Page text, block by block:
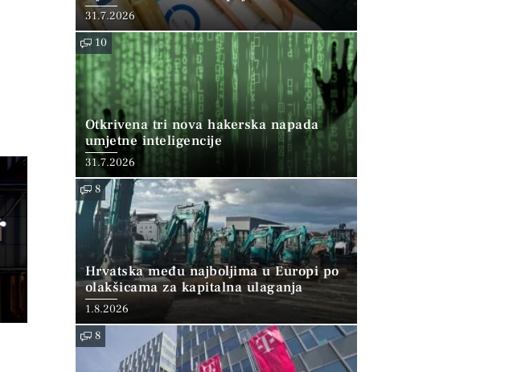
posto
31.7.2026
10
Otkrivena tri nova hakerska napada
umjetne inteligencije
31.7.2026
8
Hrvatska među najboljima u Europi po
olakšicama za kapitalna ulaganja
1.8.2026
8